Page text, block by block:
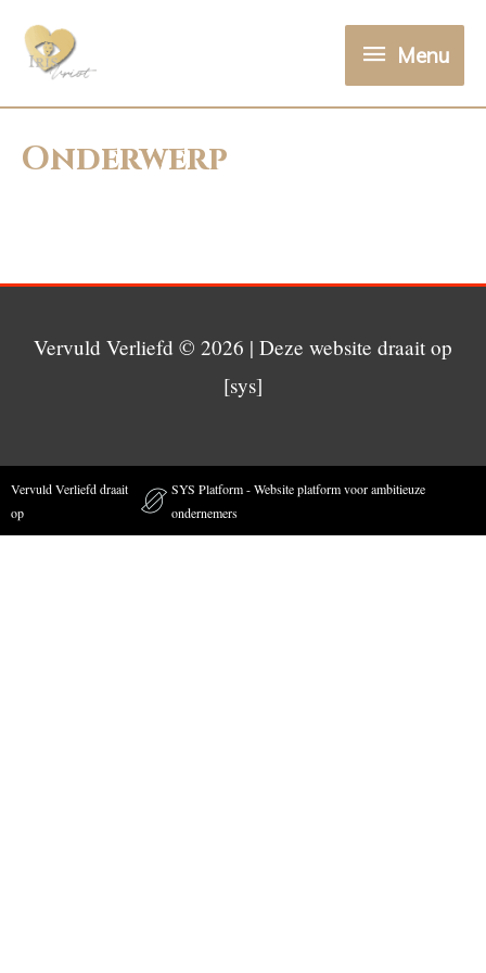
Menu
Onderwerp
Vervuld Verliefd © 2026 | Deze website draait op
[sys]
Vervuld Verliefd draait
op
SYS Platform - Website platform voor ambitieuze
ondernemers